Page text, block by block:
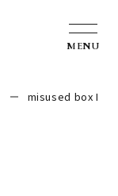
MENU
misused box I